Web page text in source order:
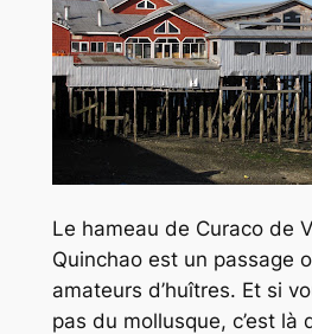
Le hameau de Curaco de
Quinchao est un passage
amateurs d’huîtres. Et si
pas du mollusque, c’est là